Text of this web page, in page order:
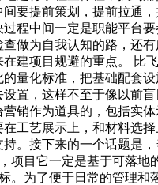
要提前策划，提前拉通
程中间一定是职能平台
做为自我认知的路，还
建项目规避的重点。 比
量化标准，把基础配套
置，这样不至于像以前
销作为道具的，包括实
工艺展示上，和材料选
。接下来的一个话题是
目它一定是基于可落地
为了便于日常的管理